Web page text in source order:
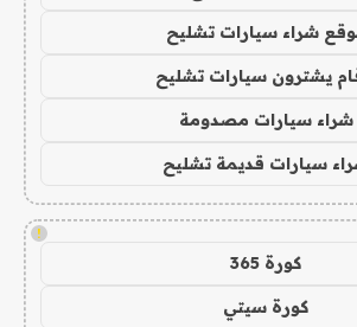
شراء سيارات تشليح
يشترون سيارات تشليح
شراء سيارات مصدومة
سيارات قديمة تشليح
!
كورة 365
كورة سيتي